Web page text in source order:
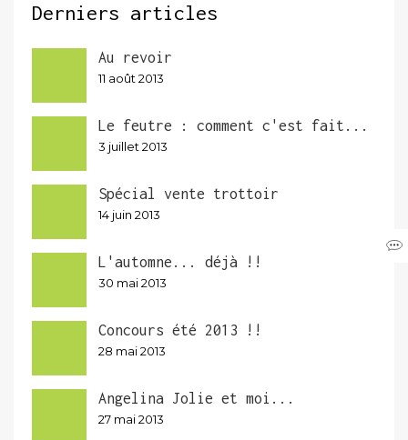
Derniers articles
Au revoir
11 août 2013
Le feutre : comment c'est fait...
3 juillet 2013
Spécial vente trottoir
14 juin 2013
L'automne... déjà !!
30 mai 2013
Concours été 2013 !!
28 mai 2013
Angelina Jolie et moi...
27 mai 2013